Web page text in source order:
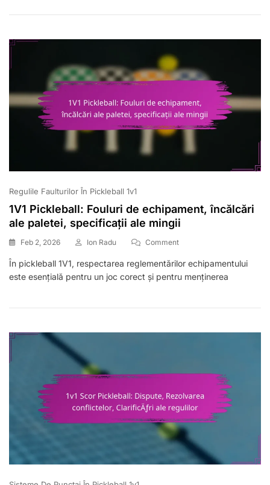
Arbitrilor,
Jucătorilor
Regulile Faulturilor În Pickleball 1v1
1V1 Pickleball: Fouluri de echipament, încălcări
ale paletei, specificații ale mingii
Feb 2, 2026 Ion Radu CommentOn
Pickleball:
Fouluri
Încălcări
Paletei,
În pickleball 1V1, respectarea reglementărilor echipamentului
este esențială pentru un joc corect și pentru menținerea